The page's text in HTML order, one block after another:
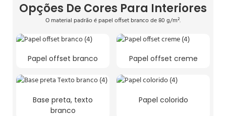
Opções De Cores Para Interiores
O material padrão é papel offset branco de 80 g/m².
Papel offset branco Papel offset creme
Base preta, texto
branco
Papel colorido